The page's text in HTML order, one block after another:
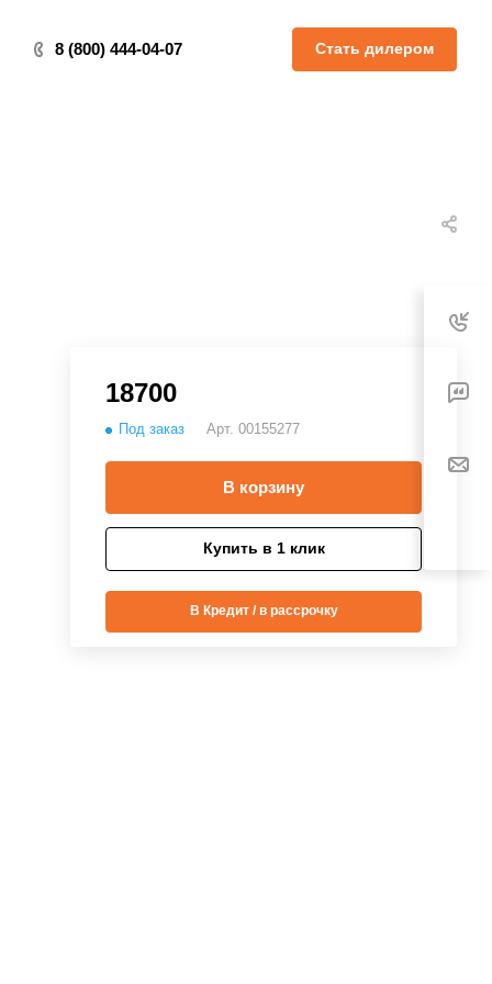
8 (800) 444-04-07 Стать дилером
18700
Под заказ Арт. 00155277
В корзину
Купить в 1 клик
В Кредит / в рассрочку